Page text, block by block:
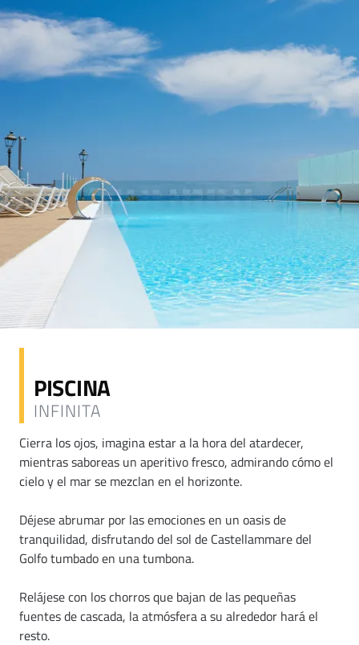
PISCINA
INFINITA
Cierra los ojos, imagina estar a la hora del atardecer,
mientras saboreas un aperitivo fresco, admirando cómo el
cielo y el mar se mezclan en el horizonte.
Déjese abrumar por las emociones en un oasis de
tranquilidad, disfrutando del sol de Castellammare del
Golfo tumbado en una tumbona.
Relájese con los chorros que bajan de las pequeñas
fuentes de cascada, la atmósfera a su alrededor hará el
resto.